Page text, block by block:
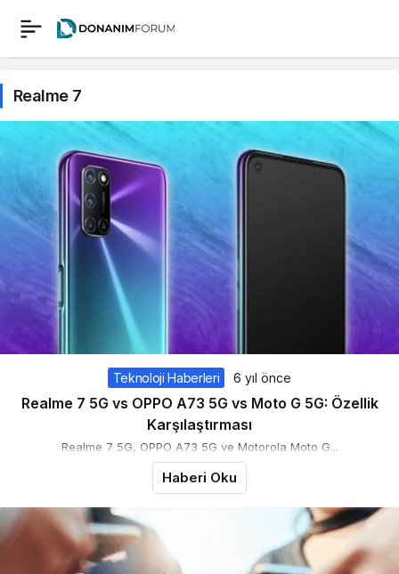
Realme 7
Teknoloji Haberleri 6 yıl önce
Realme 7 5G vs OPPO A73 5G vs Moto G 5G: Özellik
Karşılaştırması
Realme 7 5G, OPPO A73 5G ve Motorola Moto G...
Haberi Oku